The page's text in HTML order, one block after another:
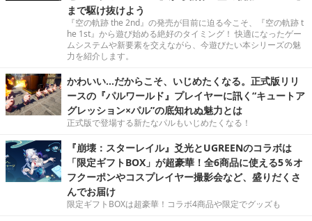
まで駆け抜けよう
『空の軌跡 the 2nd』の発売が目前に迫る今こそ、『空の軌跡 t
he 1st』から遊び始める絶好のタイミング！ 快適になったゲー
ムシステムや新要素を交えながら、今遊びたい本シリーズの魅
力を紹介します。
かわいい…だからこそ、いじめたくなる。正式版リリ
ースの『パルワールド』プレイヤーに訊く“キュートア
グレッション×パル”の底知れぬ魅力とは
正式版で登場する新たなパルもいじめたくなる！
『崩壊：スターレイル』爻光とUGREENのコラボは
「限定ギフトBOX」が超豪華！全6商品に使える5％オ
フクーポンやコスプレイヤー撮影会など、盛りだくさ
んでお届け
限定ギフトBOXは超豪華！コラボ4商品や限定でグッズも